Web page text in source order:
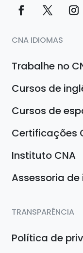
CNA IDIOMAS
Trabalhe no
Cursos de
Cursos de
Certificações
Instituto CNA
Assessoria
TRANSPARÊNCIA
Política de